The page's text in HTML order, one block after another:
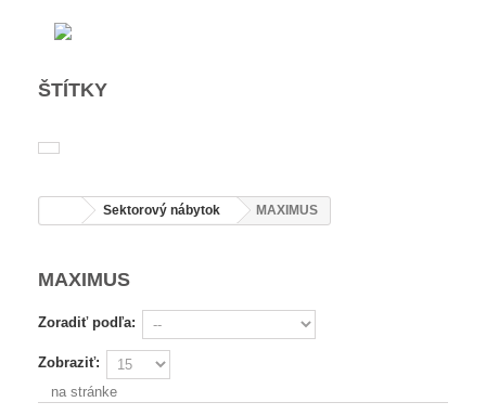
ŠTÍTKY
Sektorový nábytok MAXIMUS
MAXIMUS
Zoradiť podľa:
Zobraziť:
na stránke